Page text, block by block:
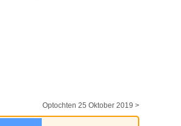
Optochten 25 Oktober 2019 >